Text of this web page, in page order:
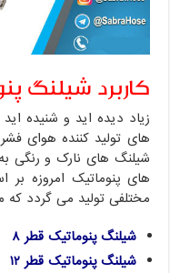
کاربرد شیلنگ
زیاد دیده اید و شنیده
های تولید کننده هوای
شیلنگ های نارک و رنگی
های پنوماتیک امروزه بر
مختلفی تولید می گردد که
شیلنگ پنوماتیک قطر ۸
شیلنگ پنوماتیک قطر ۱۲